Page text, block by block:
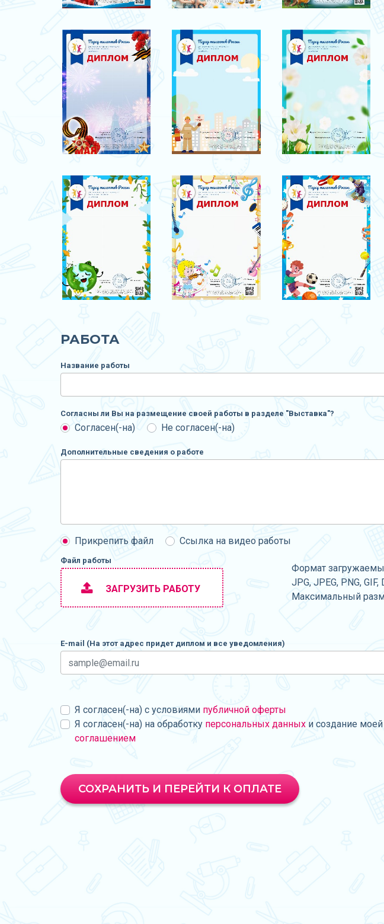
РАБОТА
Название работы
Согласны ли Вы на размещение своей работы в разделе "Выставка"?
Согласен(-на) Не согласен(-на)
Дополнительные сведения о работе
Прикрепить файл Ссылка на видео работы
Файл работы
ЗАГРУЗИТЬ РАБОТУ
Формат
JPG, JPEG, PNG, GIF,
Максимальный
E-mail (На этот адрес придет диплом и все уведомления)
Я согласен(-на) с условиями публичной оферты
Я согласен(-на) на обработку персональных данных и создание моей
соглашением
СОХРАНИТЬ И ПЕРЕЙТИ К ОПЛАТЕ